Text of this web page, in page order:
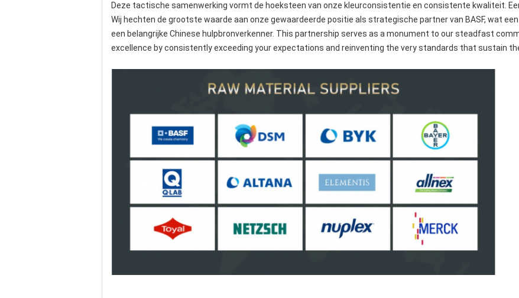
Deze tactische samenwerking vormt de hoeksteen van onze kleurconsistentie en consistente kwaliteit.
Wij hechten de grootste waarde aan onze gewaardeerde positie als strategische partner van BASF, wat
een belangrijke Chinese hulpbronverkenner. This partnership serves as a monument to our steadfast
excellence by consistently exceeding your expectations and reinventing the very standards that sustain